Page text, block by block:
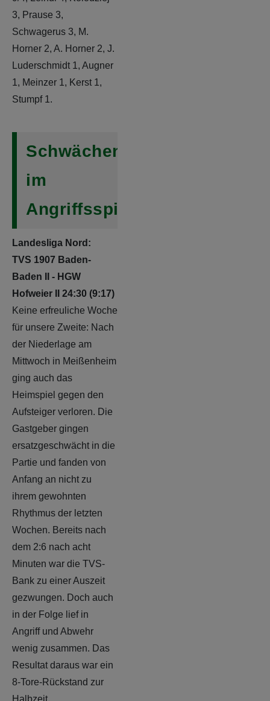
3, Prause 3,
Schwagerus 3, M.
Horner 2, A. Horner 2, J.
Luderschmidt 1, Augner
1, Meinzer 1, Kerst 1,
Stumpf 1.
Schwächen
im
Angriffsspiel
Landesliga Nord:
TVS 1907 Baden-
Baden II - HGW
Hofweier II 24:30 (9:17)
Keine erfreuliche Woche
für unsere Zweite: Nach
der Niederlage am
Mittwoch in Meißenheim
ging auch das
Heimspiel gegen den
Aufsteiger verloren. Die
Gastgeber gingen
ersatzgeschwächt in die
Partie und fanden von
Anfang an nicht zu
ihrem gewohnten
Rhythmus der letzten
Wochen. Bereits nach
dem 2:6 nach acht
Minuten war die TVS-
Bank zu einer Auszeit
gezwungen. Doch auch
in der Folge lief in
Angriff und Abwehr
wenig zusammen. Das
Resultat daraus war ein
8-Tore-Rückstand zur
Halbzeit.